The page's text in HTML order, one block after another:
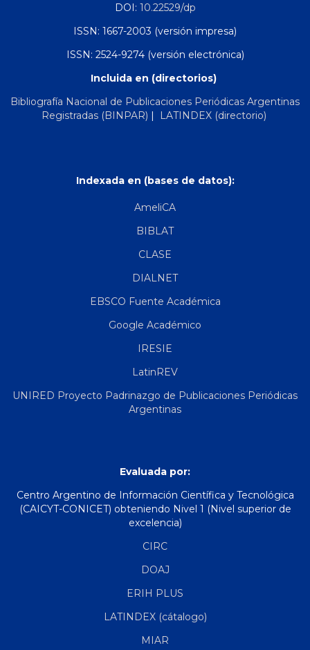
DOI: 10.22529/dp
ISSN: 1667-2003 (versión impresa)
ISSN: 2524-9274 (versión electrónica)
Incluida en (directorios)
Bibliografía Nacional de Publicaciones Periódicas Argentinas
Registradas (BINPAR) | LATINDEX (directorio)
Indexada en (bases de datos):
AmeliCA
BIBLAT
CLASE
DIALNET
EBSCO Fuente Académica
Google Académico
IRESIE
LatinREV
UNIRED Proyecto Padrinazgo de Publicaciones Periódicas
Argentinas
Evaluada por:
Centro Argentino de Información Científica y Tecnológica
(CAICYT-CONICET) obteniendo Nivel 1 (Nivel superior de
excelencia)
CIRC
DOAJ
ERIH PLUS
LATINDEX (cátalogo)
MIAR